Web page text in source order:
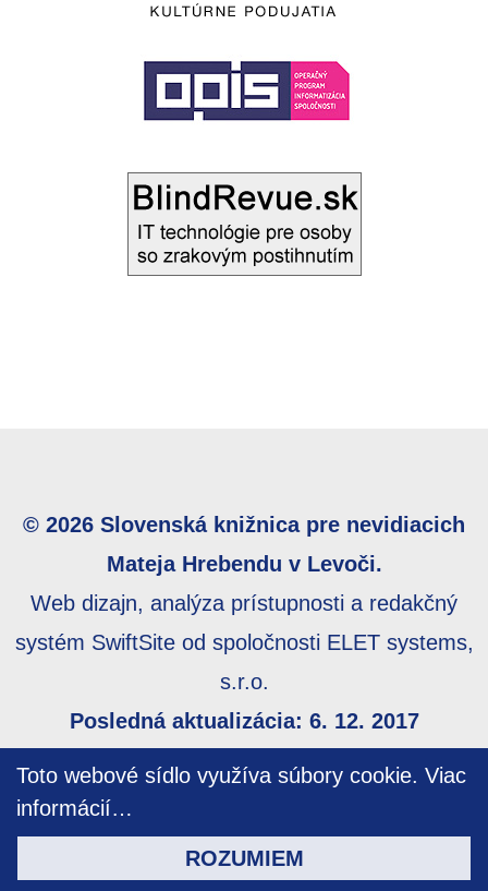
Toto webové sídlo využíva súbory cookie. Viac
informácií…
ROZUMIEM
© 2026 Slovenská knižnica pre nevidiacich
Mateja Hrebendu v Levoči.
Web dizajn, analýza prístupnosti a redakčný
systém SwiftSite od spoločnosti ELET systems,
s.r.o.
Posledná aktualizácia: 6. 12. 2017
prístupnosti